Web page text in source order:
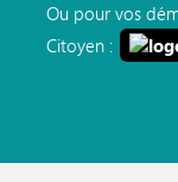
Ou pour vos
Citoyen :